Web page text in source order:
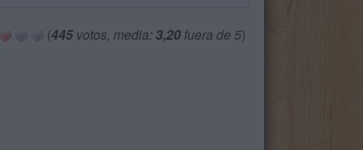
(445votos, media: 3,20 fuera de 5)